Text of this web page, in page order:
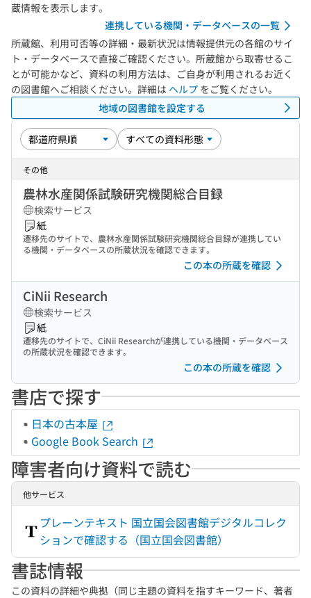
蔵情報を表示します。
連携している機関・データベースの一覧
所蔵館、利用可否等の詳細・最新状況は情報提供元の各館のサイ
ト・データベースで直接ご確認ください。所蔵館から取寄せるこ
とが可能かなど、資料の利用方法は、ご自身が利用されるお近く
の図書館へご相談ください。詳細は ヘルプ をご覧ください。
地域の図書館を設定する
その他
農林水産関係試験研究機関総合目録
検索サービス
紙
遷移先のサイトで、農林水産関係試験研究機関総合目録が連携してい
る機関・データベースの所蔵状況を確認できます。
この本の所蔵を確認
CiNii Research
検索サービス
紙
遷移先のサイトで、CiNii Researchが連携している機関・データベース
の所蔵状況を確認できます。
この本の所蔵を確認
書店で探す
日本の古本屋
Google Book Search
障害者向け資料で読む
他サービス
プレーンテキスト 国立国会図書館デジタルコレク
ションで確認する（国立国会図書館）
書誌情報
この資料の詳細や典拠（同じ主題の資料を指すキーワード、著者